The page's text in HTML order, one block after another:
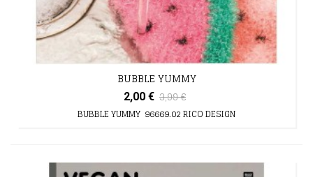
BUBBLE YUMMY
2,00 € 3,99 €
BUBBLE YUMMY 96669.02 RICO DESIGN